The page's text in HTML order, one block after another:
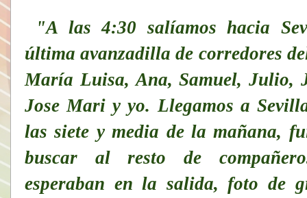
"A las 4:30 salíamos hacia
última avanzadilla de corredores
María Luisa, Ana, Samuel, Julio,
Jose Mari y yo. Llegamos a
las siete y media de la mañana,
buscar al resto de
esperaban en la salida, foto de